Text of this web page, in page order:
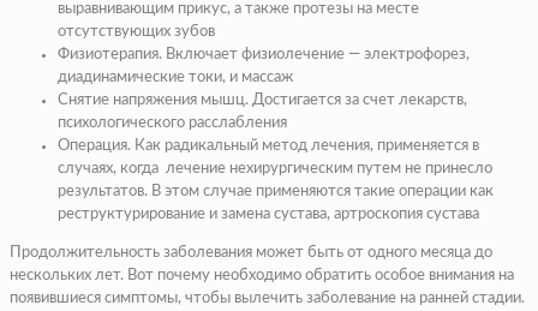
выравнивающим прикус, а также протезы на месте
отсутствующих зубов
Физиотерапия. Включает физиолечение — электрофорез,
диадинамические токи, и массаж
Снятие напряжения мышц. Достигается за счет лекарств,
психологического расслабления
Операция. Как радикальный метод лечения, применяется в
случаях, когда лечение нехирургическим путем не принесло
результатов. В этом случае применяются такие операции как
реструктурирование и замена сустава, артроскопия сустава
Продолжительность заболевания может быть от одного месяца до
нескольких лет. Вот почему необходимо обратить особое внимания на
появившиеся симптомы, чтобы вылечить заболевание на ранней стадии.